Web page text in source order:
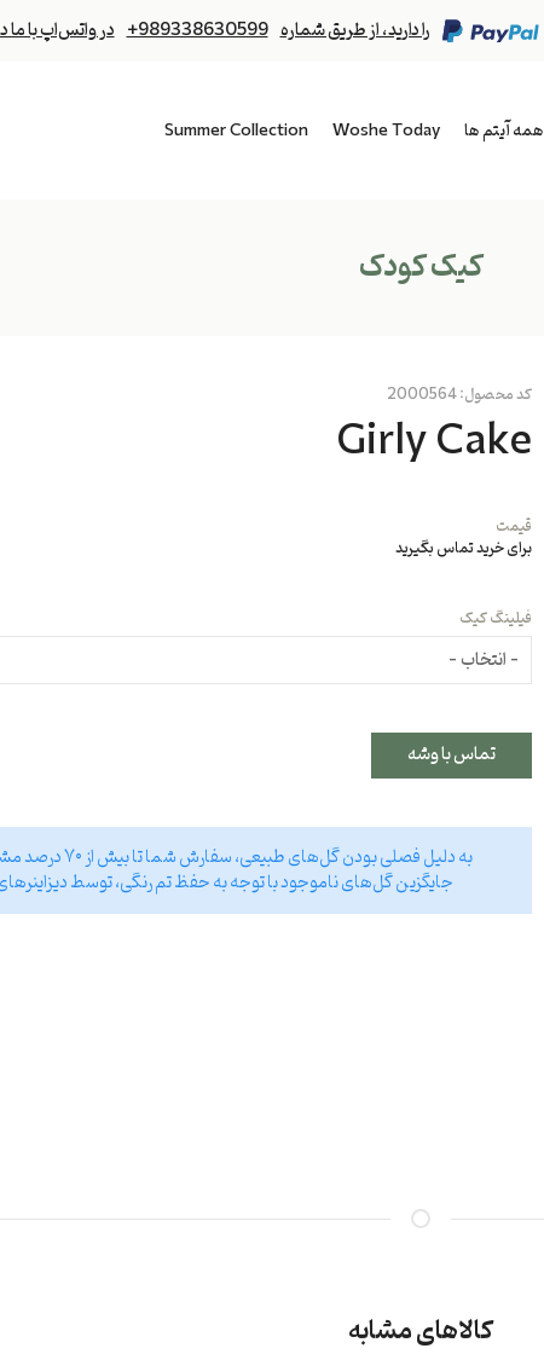
را دارید، از طریق شماره +989338630599 در واتس‌اپ با
همه آیتم ها Woshe Today
Summer Collection
کیک کودک
کد محصول:2000564
Girly Cake
قیمت
برای خرید تماس بگیرید
فیلینگ کیک
تماس با وشه
به دلیل فصلی بودن گل‌های طبیعی، سفارش شما تا بیش از ۷۰ درصد مشابه تصویر انتخابی دیزاین می‌شود.
جایگزین گل‌های ناموجود با توجه به حفظ تم رنگی، توسط
کالاهای مشابه